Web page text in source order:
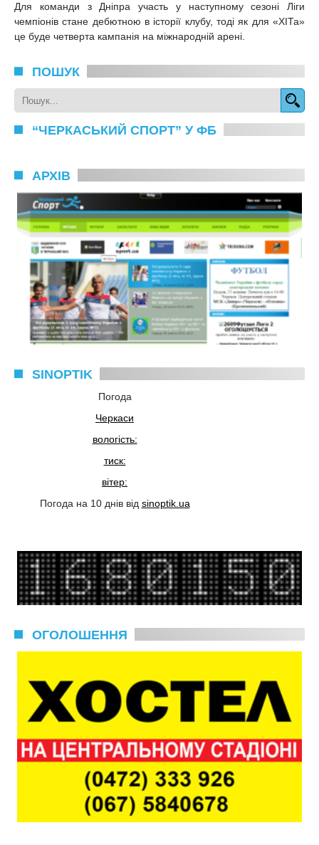
Для команди з Дніпра участь у наступному сезоні Ліги
чемпіонів стане дебютною в історії клубу, тоді як для «ХІТа»
це буде четверта кампанія на міжнародній арені.
ПОШУК
“ЧЕРКАСЬКИЙ СПОРТ” У ФБ
АРХІВ
SINOPTIK
Погода
Черкаси
вологість:
тиск:
вітер:
Погода на 10 днів від sinoptik.ua
ОГОЛОШЕННЯ